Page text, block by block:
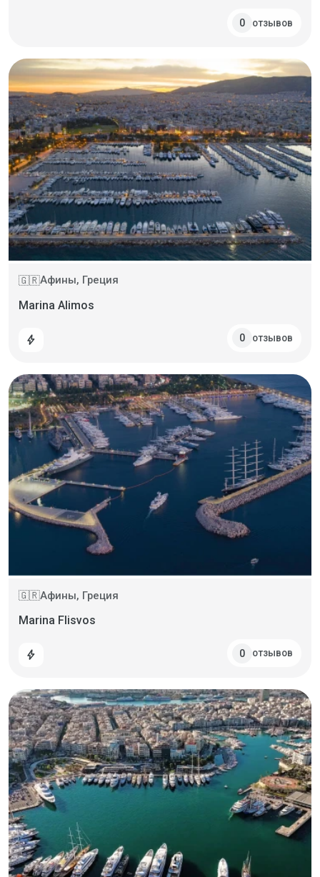
0 отзывов
🇬🇷Афины, Греция
Marina Alimos
bolt 0 отзывов
🇬🇷Афины, Греция
Marina Flisvos
bolt 0 отзывов